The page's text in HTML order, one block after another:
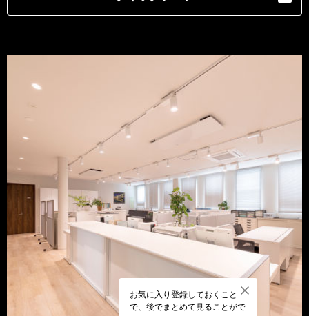
お気に入り登録しておくこと
で、後でまとめて見ることがで